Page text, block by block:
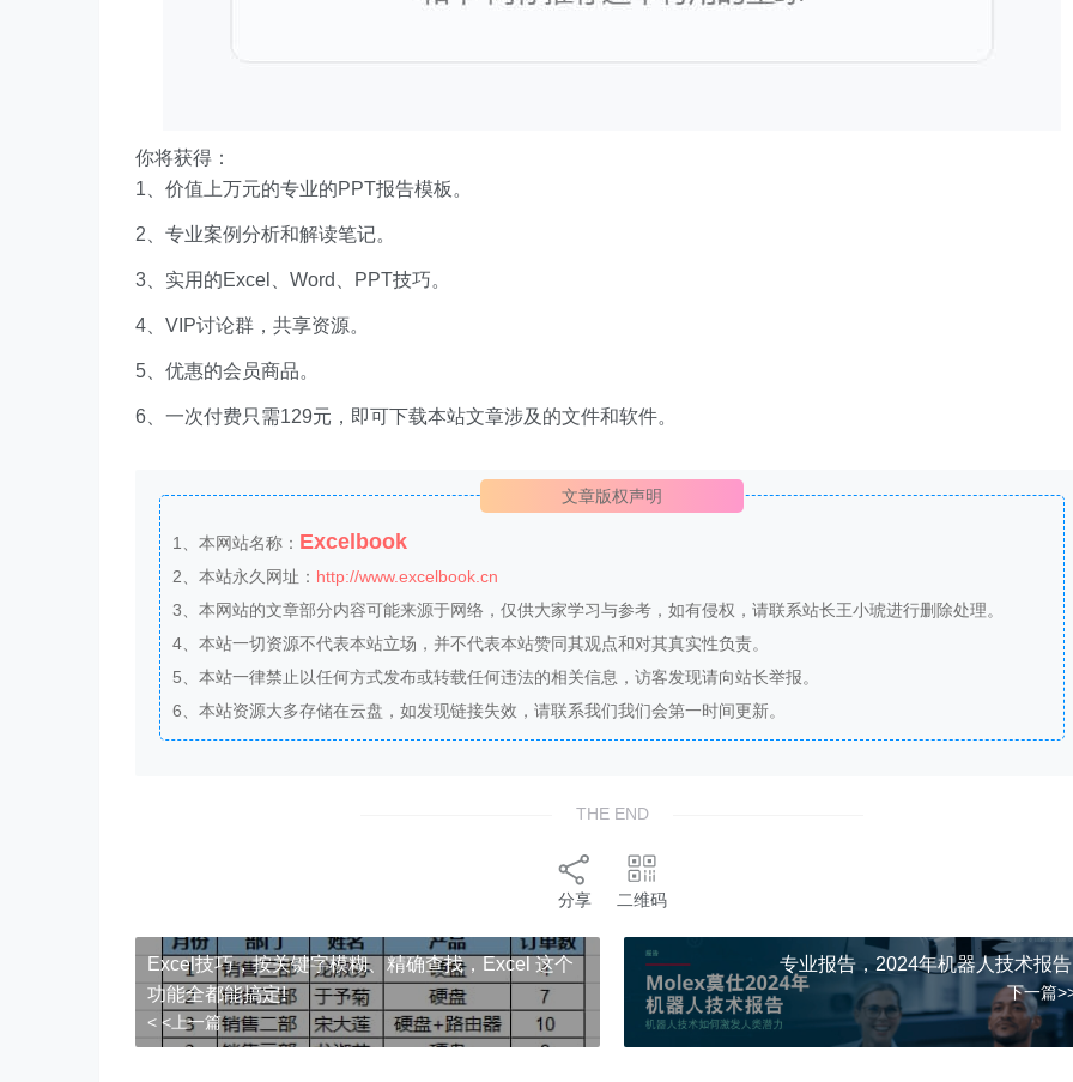
你将获得：
1、价值上万元的专业的PPT报告模板。
2、专业案例分析和解读笔记。
3、实用的Excel、Word、PPT技巧。
4、VIP讨论群，共享资源。
5、优惠的会员商品。
6、一次付费只需129元，即可下载本站文章涉及的文件和软件。
文章版权声明
1、本网站名称： Excelbook
2、本站永久网址： http://www.excelbook.cn
3、本网站的文章部分内容可能来源于网络，仅供大家学习与参考，如有侵权，请联系站长王小琥进行删除处理。
4、本站一切资源不代表本站立场，并不代表本站赞同其观点和对其真实性负责。
5、本站一律禁止以任何方式发布或转载任何违法的相关信息，访客发现请向站长举报。
6、本站资源大多存储在云盘，如发现链接失效，请联系我们我们会第一时间更新。
THE END
分享 二维码
Excel技巧，​​按关键字模糊、精确查找，Excel 这个
功能全都能搞定!
< <上一篇
专业报告，2024年机器人技术报
下一篇